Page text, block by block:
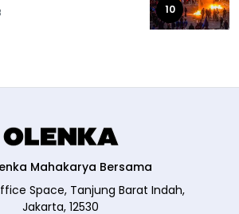
10
Mahakarya Bersama
Space, Tanjung Barat Indah,
Jakarta, 12530